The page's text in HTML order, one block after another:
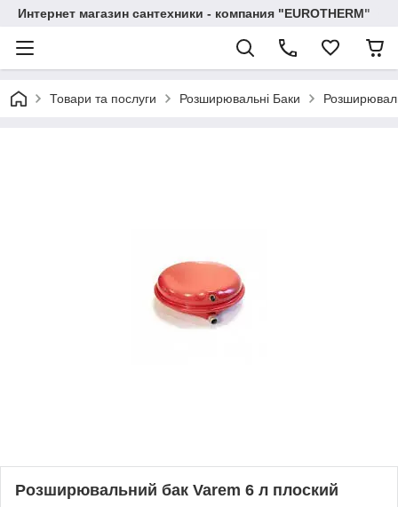
Интернет магазин сантехники - компания "EUROTHERM"
Товари та послуги Розширювальні Баки
Розширювальний бак Varem 6 л плоский